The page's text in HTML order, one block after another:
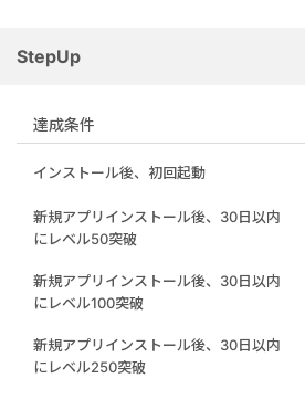
StepUp
達成条件
インストール後、初回起動
新規アプリインストール後、30日以内
にレベル50突破
新規アプリインストール後、30日以内
にレベル100突破
新規アプリインストール後、30日以内
にレベル250突破